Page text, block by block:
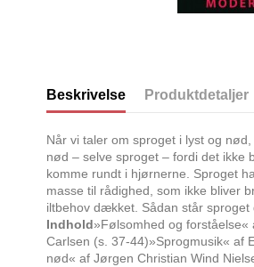
Beskrivelse Produktdetaljer
Når vi taler om sproget i lyst og
nød – selve sproget – fordi det ikke
komme rundt i hjørnerne. Sproget
masse til rådighed, som ikke bliver
iltbehov dækket. Sådan står
Indhold»Følsomhed og forståelse«
Carlsen (s. 37-44)»Sprogmusik« af
nød« af Jørgen Christian Wind